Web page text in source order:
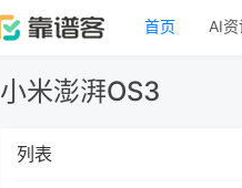
首页 AI资
小米澎湃OS3
列表